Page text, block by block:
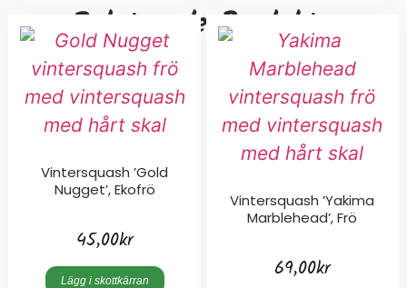
Relaterade Produkter
Vintersquash ’Gold
Nugget’, Ekofrö
45,00kr
Lägg i skottkärran
Vintersquash ’Yakima
Marblehead’, Frö
69,00kr